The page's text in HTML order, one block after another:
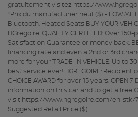
gratuitement visitez https://
*Prix du manufacturier neuf ($) - LOW
Bluetooth, Heated Seats BUY YOUR
HGregoire. QUALITY CERTIFIED: Over
Satisfaction Guarantee or money back.
financing rate and even a 2nd or 3rd
more for your TRADE-IN VEHICLE. Up to
best service ever! HGREGOIRE: Recipient
CHOICE AWARD for over 15 years. OPEN 7
information on this car and to get a free
visit https://www.hgregoire.com/en-stk/
Suggested Retail Price ($)